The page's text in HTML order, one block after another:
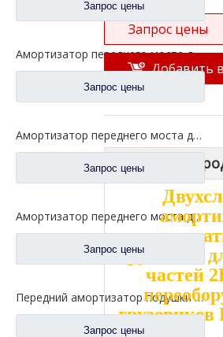
Запрос цены
Амортизатор переднего моста для запасных частей 2905010-371 грузовика FAW Jiefang Aowei
Запрос цены
Амортизатор переднего моста для запасных частей 2905010-13U грузовика FAW Jiefang J6
Запрос цены
Амортизатор переднего моста для запасных частей 2905010-71A грузовика FAW Jiefang J6 J6p
Запрос цены
Передний амортизатор подушки безопасности для запасных частей 5001025A1063-C00 грузовика FAW Jiefang Jh6
Запрос цены
Запрос цены
Добавить
Описание
пружиной
частей
грузовиков